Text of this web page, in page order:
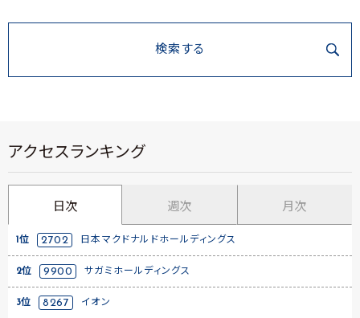
検索する
アクセスランキング
日次 週次 月次
1位 2702 日本マクドナルドホールディングス
2位 9900 サガミホールディングス
3位 8267 イオン